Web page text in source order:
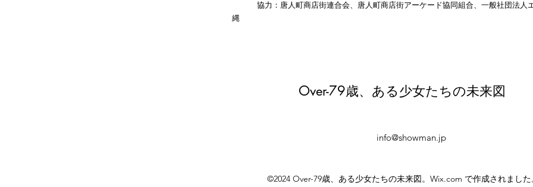
協力：唐人町商店街連合会、唐人町商店街アーケード協同組合、一般社団法人
縄
Over-79歳、ある少女たちの未来図
info@showman.jp
©2024 Over-79歳、ある少女たちの未来図。Wix.com で作成されました